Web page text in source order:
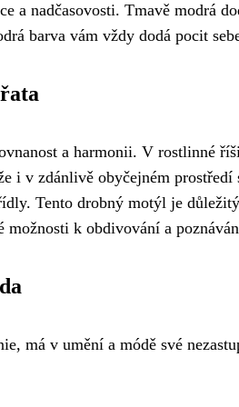
a nadčasovosti. Tmavě modrá
barva vám vždy dodá pocit
a harmonii. V rostlinné
i v zdánlivě obyčejném
Tento drobný motýl je
k obdivování a
má v umění a módě své